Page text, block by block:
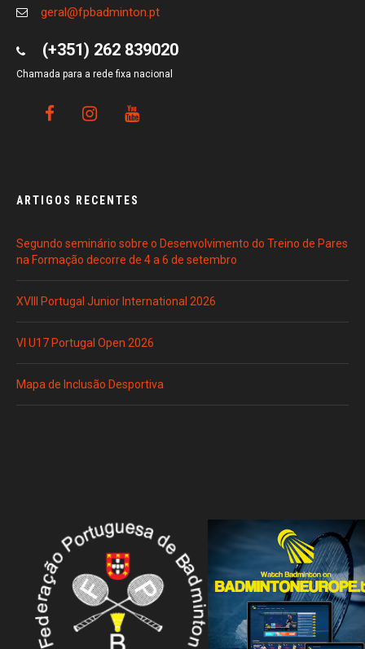
geral@fpbadminton.pt
(+351) 262 839020
Chamada para a rede fixa nacional
ARTIGOS RECENTES
Segundo seminário sobre o Desenvolvimento do Treino de Pares
na Formação decorre de 4 a 6 de setembro
XVIII Portugal Junior International 2026
VI U17 Portugal Open 2026
Mapa de Inclusão Desportiva